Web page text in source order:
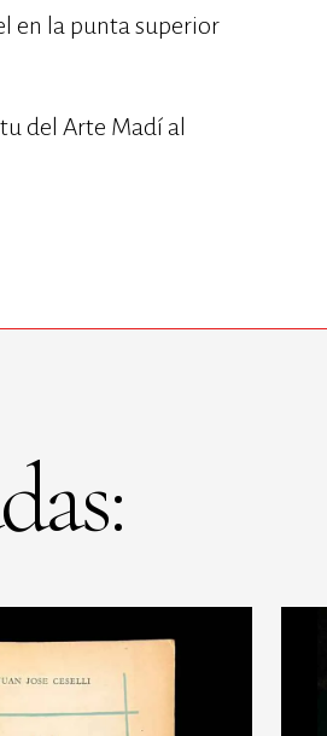
en la punta superior
del Arte Madí al